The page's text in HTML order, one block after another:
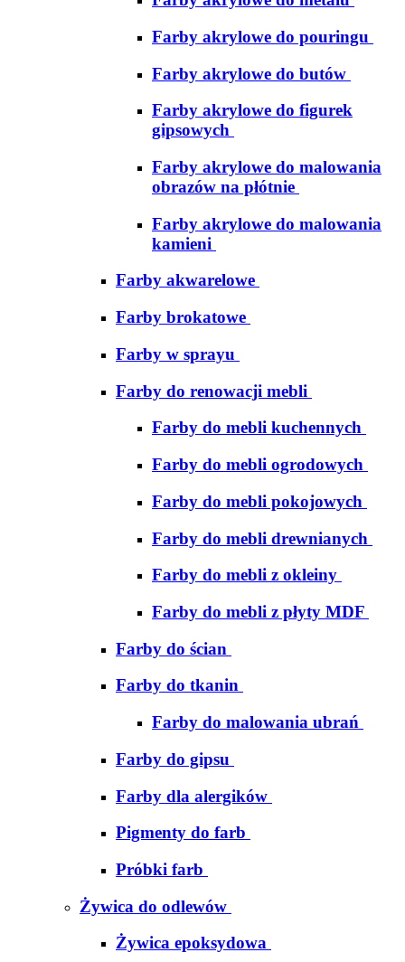
Farby akrylowe do pouringu
Farby akrylowe do butów
Farby akrylowe do figurek
gipsowych
Farby akrylowe do malowania
obrazów na płótnie
Farby akrylowe do malowania
kamieni
Farby akwarelowe
Farby brokatowe
Farby w sprayu
Farby do renowacji mebli
Farby do mebli kuchennych
Farby do mebli ogrodowych
Farby do mebli pokojowych
Farby do mebli drewnianych
Farby do mebli z okleiny
Farby do mebli z płyty MDF
Farby do ścian
Farby do tkanin
Farby do malowania ubrań
Farby do gipsu
Farby dla alergików
Pigmenty do farb
Próbki farb
Żywica do odlewów
Żywica epoksydowa